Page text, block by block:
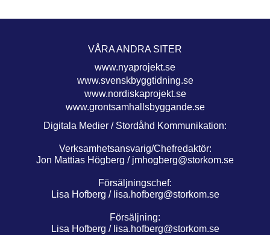
VÅRA ANDRA SITER
www.nyaprojekt.se
www.svenskbyggtidning.se
www.nordiskaprojekt.se
www.grontsamhallsbyggande.se
Digitala Medier / Stordåhd Kommunikation:
Verksamhetsansvarig/Chefredaktör:
Jon Mattias Högberg / jmhogberg@storkom.se
Försäljningschef:
Lisa Hofberg / lisa.hofberg@storkom.se
Försäljning:
Lisa Hofberg / lisa.hofberg@storkom.se